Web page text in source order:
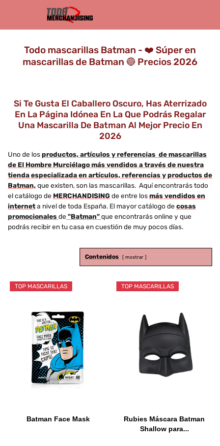
Todo mascarillas Batman - ❤️ Súper en
mascarillas de Batman 🔵 Precios 2026
Si Te Gusta El Caballero Oscuro, Has Aterrizado
En La Página Idónea En La Que Podrás Regalar
Una Mascarilla De Batman Al Mejor Precio En
2026
Uno de losproductos, artículos y referencias de mascarillas
de El Hombre Murciélago más vendidos a través de nuestra
tienda especializada en artículos, referencias y productos de
Batman, que existen, son las mascarillas. Aquí encontrarás todo
el catálogo de MERCHANDISINGde entre losmás vendidos en
interneta nivel de toda España. El mayor catálogo de cosas
promocionales de "Batman"que encontrarás online y que
podrás recibir en tu casa en cuestión de muy pocos días.
Contenidos mostrar
TOP MASCARILLAS
Batman Face Mask
TOP MASCARILLAS
Rubies Máscara Batman
Shallow para...